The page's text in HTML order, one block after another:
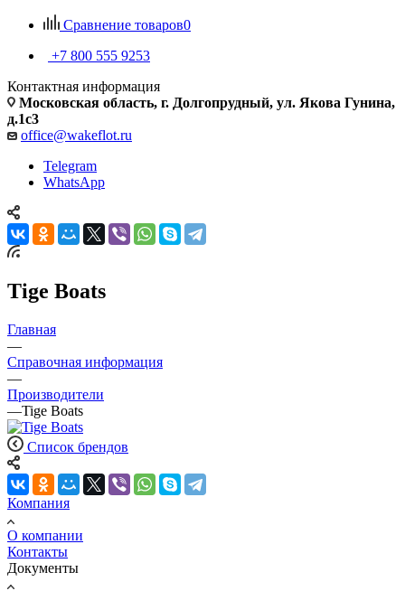
Сравнение товаров0
+7 800 555 9253
Контактная информация
Московская область, г. Долгопрудный, ул. Якова Гунина,
д.1с3
office@wakeflot.ru
Telegram
WhatsApp
Tige Boats
Главная
—
Справочная информация
—
Производители
—Tige Boats
Список брендов
Компания
О компании
Контакты
Документы